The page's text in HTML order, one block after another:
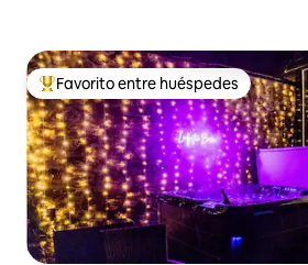
Favorito entre huéspedes preferido
Favorito entre huéspedes